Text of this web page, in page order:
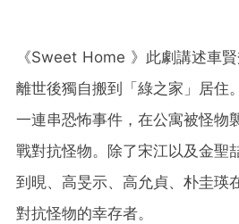
《Sweet Home 》此劇講述車
離世後獨自搬到「綠之家」居住
一連串恐怖事件，在公寓被怪物
戰對抗怪物。除了宋江以及金聖
到晛、高旻示、高允貞、朴圭瑛
對抗怪物的幸存者。